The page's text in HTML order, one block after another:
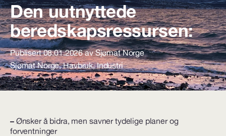
Den uutnyttede
beredskapsressursen:
Publisert 08.01.2026 av Sjømat Norge
Sjømat Norge,Havbruk,Industri
–Ønsker å bidra, men savner tydelige planer og
forventninger